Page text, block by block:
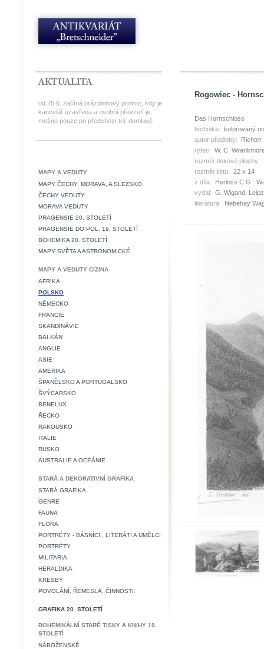
od 25.6. začíná prázdninový provoz, kdy je
kancelář uzavřena a osobní převzetí je
možno pouze po předchozí tel. domluvě
MAPY A VEDUTY
MAPY ČECHY, MORAVA, A SLEZSKO
ČECHY VEDUTY
MORAVA VEDUTY
PRAGENSIE 20. STOLETÍ
PRAGENSIE DO POL. 19. STOLETÍ
BOHEMIKA 20. STOLETÍ
MAPY SVĚTA A ASTRONOMICKÉ
MAPY A VEDUTY CIZINA
AFRIKA
POLSKO
NĚMECKO
FRANCIE
SKANDINÁVIE
BALKÁN
ANGLIE
ASIE
AMERIKA
ŠPANĚLSKO A PORTUGALSKO
ŠVÝCARSKO
BENELUX
ŘECKO
RAKOUSKO
ITALIE
RUSKO
AUSTRALIE A OCEÁNIE
STARÁ A DEKORATIVNÍ GRAFIKA
STARÁ GRAFIKA
GENRE
FAUNA
FLORA
PORTRÉTY - BÁSNÍCI , LITERÁTI A UMĚLCI
PORTRÉTY
MILITARIA
HERALDIKA
KRESBY
POVOLÁNÍ, ŘEMESLA, ČINNOSTI.
GRAFIKA 20. STOLETÍ
BOHEMIKÁLNÍ STARÉ TISKY A KNIHY 19.
STOLETÍ
NÁBOŽENSKÉ
Rogowiec -
Das Hornschloss
technika: kolorovaný
autor předlohy:
Richter
rytec: W. C.
rozměr tiskové plochy:
rozměr listu: 22 x 14
z díla:
Herloss C.G.:
vydal: G. Wigand,
literatura:
Nebehay